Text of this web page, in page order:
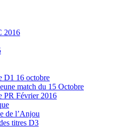
2016
D1 16 octobre
match du 15 Octobre
PR Février 2016
de l’Anjou
titres D3